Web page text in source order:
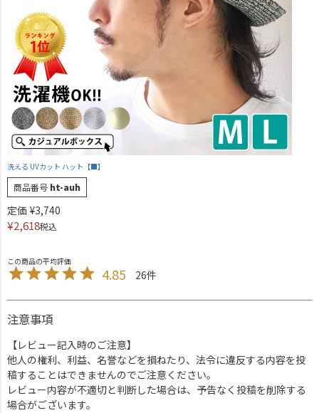
洗える UVカット ハット【■】
商品番号 ht-auh
定価 ¥3,740
¥2,618税込
4.85 26
注意事項
【レビュー記入時のご注意】
他人の権利、利益、名誉などを損ねたり、法令に違反する内容を投
稿することはできませんのでご注意ください。
レビュー内容が不適切と判断した場合は、予告なく投稿を削除する
場合がございます。